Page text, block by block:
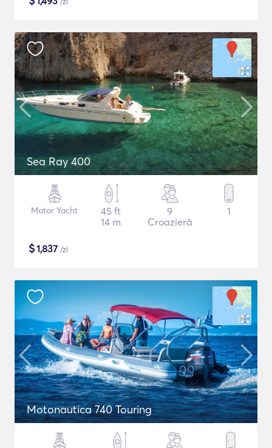
Sea Ray 400
Motor Yacht
45 ft
14 m
9
Croazieră
1
$1,837 /zi
Motonautica 740 Touring